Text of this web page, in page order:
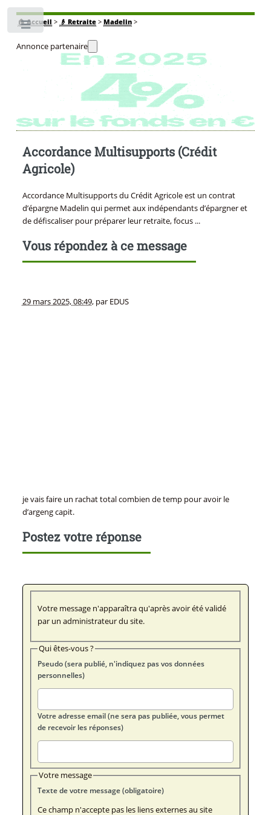
🏠Accueil > 👴 Retraite> Madelin>
Annonce partenaire
Accordance Multisupports (Crédit
Agricole)
Accordance Multisupports du Crédit Agricole est un contrat
d’épargne Madelin qui permet aux indépendants d’épargner et
de défiscaliser pour préparer leur retraite, focus ...
Vous répondez à ce message
29 mars 2025, 08:49, par EDUS
je vais faire un rachat total combien de temp pour avoir le
d’argeng capit.
Postez votre réponse
Votre message n'apparaîtra qu'après avoir été validé
par un administrateur du site.
Qui êtes-vous ?
Pseudo (sera publié, n'indiquez pas vos données
personnelles)
Votre adresse email (ne sera pas publiée, vous permet
de recevoir les réponses)
Votre message
Texte de votre message (obligatoire)
Ce champ n'accepte pas les liens externes au site
Toggle